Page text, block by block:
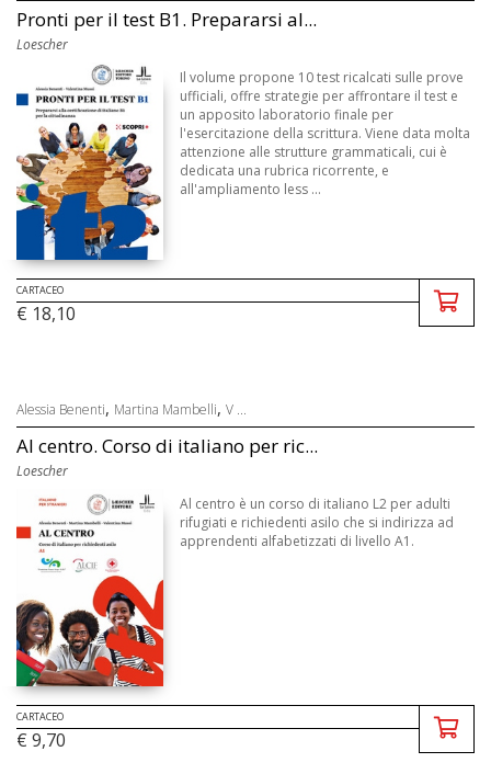
Pronti per il test B1. Prepararsi al...
Loescher
Il volume propone 10 test ricalcati sulle prove
ufficiali, offre strategie per affrontare il test e
un apposito laboratorio finale per
l'esercitazione della scrittura. Viene data molta
attenzione alle strutture grammaticali, cui è
dedicata una rubrica ricorrente, e
all'ampliamento less ...
CARTACEO
€ 18,10
Alessia Benenti, Martina Mambelli, V ...
Al centro. Corso di italiano per ric...
Loescher
Al centro è un corso di italiano L2 per adulti
rifugiati e richiedenti asilo che si indirizza ad
apprendenti alfabetizzati di livello A1.
CARTACEO
€ 9,70